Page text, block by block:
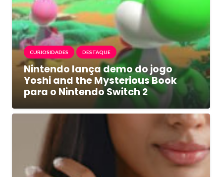
CURIOSIDADES DESTAQUE
Nintendo lança demo do jogo
Yoshi and the Mysterious Book
para o Nintendo Switch 2